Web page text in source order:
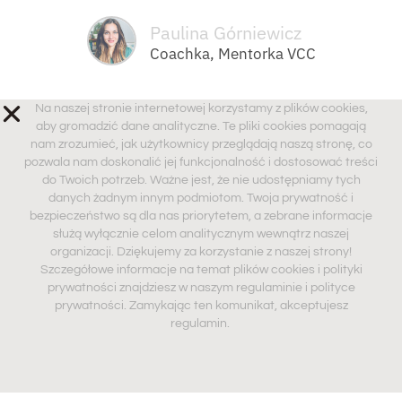
Paulina Górniewicz
Coachka, Mentorka VCC
Zapraszamy do spotkań z naszymi specjalistami oraz do
Na naszej stronie internetowej korzystamy z plików cookies,
aby gromadzić dane analityczne. Te pliki cookies pomagają
nam zrozumieć, jak użytkownicy przeglądają naszą stronę, co
pozwala nam doskonalić jej funkcjonalność i dostosować treści
do Twoich potrzeb. Ważne jest, że nie udostępniamy tych
danych żadnym innym podmiotom. Twoja prywatność i
bezpieczeństwo są dla nas priorytetem, a zebrane informacje
służą wyłącznie celom analitycznym wewnątrz naszej
organizacji. Dziękujemy za korzystanie z naszej strony!
Szczegółowe informacje na temat plików cookies i polityki
prywatności znajdziesz w naszym regulaminie i polityce
prywatności. Zamykając ten komunikat, akceptujesz
regulamin.